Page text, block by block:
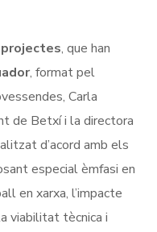
, que han
, format pel
Carla
de Betxí i la directora
d’acord amb els
especial èmfasi en
en xarxa, l’impacte
viabilitat tècnica i